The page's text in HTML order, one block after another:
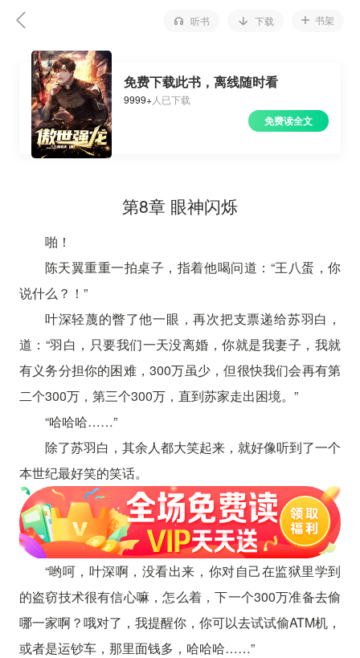
听书 下载 书架
免费下载此书，离线随时看
9999+人已下载
免费读全文
第8章 眼神闪烁
啪！
陈天翼重重一拍桌子，指着他喝问道：“王八蛋，你
说什么？！”
叶深轻蔑的瞥了他一眼，再次把支票递给苏羽白，
道：“羽白，只要我们一天没离婚，你就是我妻子，我就
有义务分担你的困难，300万虽少，但很快我们会再有第
二个300万，第三个300万，直到苏家走出困境。”
“哈哈哈……”
除了苏羽白，其余人都大笑起来，就好像听到了一个
本世纪最好笑的笑话。
“哟呵，叶深啊，没看出来，你对自己在监狱里学到
的盗窃技术很有信心嘛，怎么着，下一个300万准备去偷
哪一家啊？哦对了，我提醒你，你可以去试试偷ATM机，
或者是运钞车，那里面钱多，哈哈哈……”